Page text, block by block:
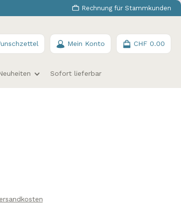
Rechnung für Stammkunden
Du hast 0 Produkte auf dem Merkzettel
Mein Konto CHF 0.00
Sofort lieferbar